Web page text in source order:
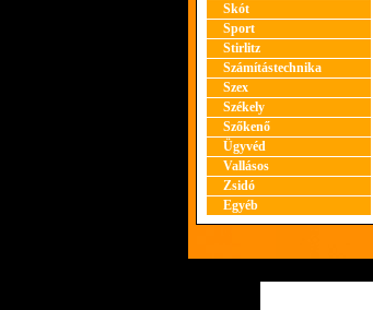
Skót
Sport
Stirlitz
Számítástechnika
Szex
Székely
Szőkenő
Ügyvéd
Vallásos
Zsidó
Egyéb